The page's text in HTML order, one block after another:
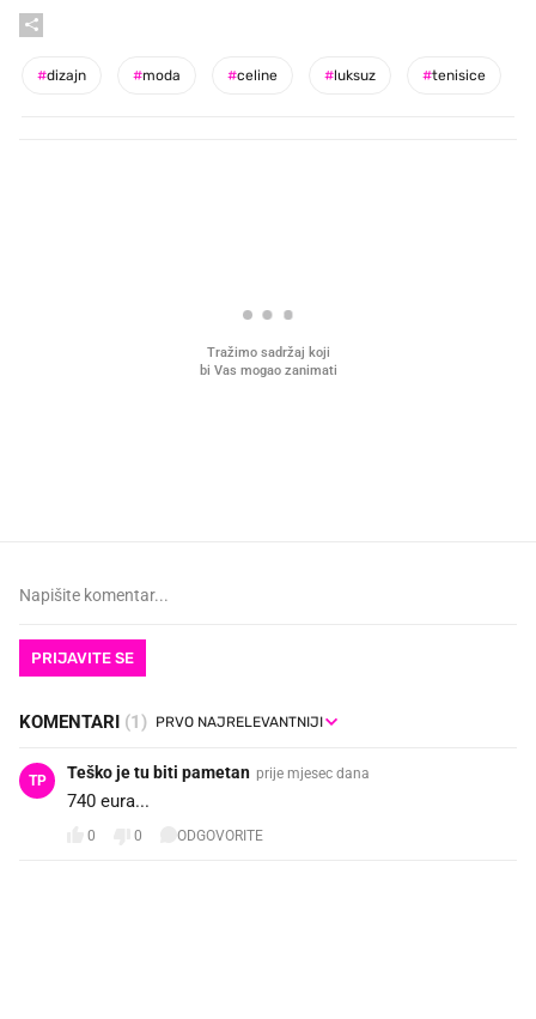
#dizajn #moda #celine #luksuz #tenisice
PRIJAVITE SE
KOMENTARI (1)
TP Teško je tu biti pametan prije mjesec dana
740 eura...
0 0 ODGOVORITE